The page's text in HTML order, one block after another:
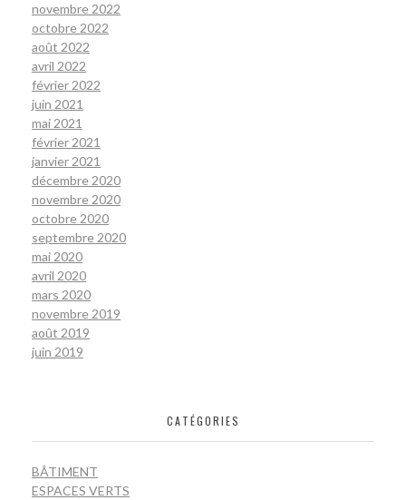
novembre 2022
octobre 2022
août 2022
avril 2022
février 2022
juin 2021
mai 2021
février 2021
janvier 2021
décembre 2020
novembre 2020
octobre 2020
septembre 2020
mai 2020
avril 2020
mars 2020
novembre 2019
août 2019
juin 2019
CATÉGORIES
BÂTIMENT
ESPACES VERTS